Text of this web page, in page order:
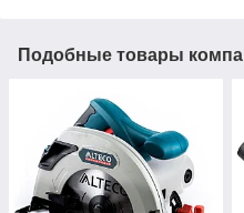
Подобные товары